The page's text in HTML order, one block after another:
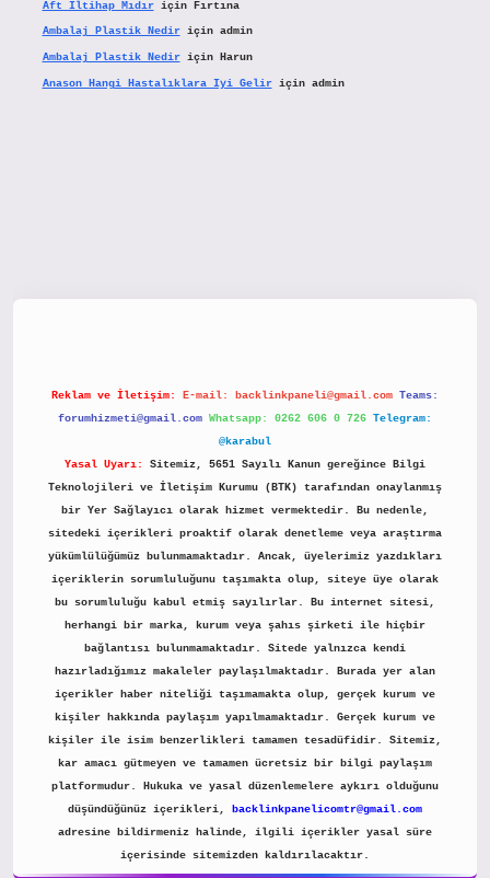
Aft Iltihap Mıdıriçin Fırtına
Ambalaj Plastik Nediriçin admin
Ambalaj Plastik Nediriçin Harun
Anason Hangi Hastalıklara Iyi Geliriçin admin
Reklam ve İletişim: E-mail: backlinkpaneli@gmail.com Teams:
forumhizmeti@gmail.com Whatsapp: 0262 606 0 726 Telegram:
@karabul
Yasal Uyarı:
Sitemiz, 5651 Sayılı Kanun gereğince Bilgi
Teknolojileri ve İletişim Kurumu (BTK) tarafından onaylanmış
bir Yer Sağlayıcı olarak hizmet vermektedir. Bu nedenle,
sitedeki içerikleri proaktif olarak denetleme veya araştırma
yükümlülüğümüz bulunmamaktadır. Ancak, üyelerimiz yazdıkları
içeriklerin sorumluluğunu taşımakta olup, siteye üye olarak
bu sorumluluğu kabul etmiş sayılırlar. Bu internet sitesi,
herhangi bir marka, kurum veya şahıs şirketi ile hiçbir
bağlantısı bulunmamaktadır. Sitede yalnızca kendi
hazırladığımız makaleler paylaşılmaktadır. Burada yer alan
içerikler haber niteliği taşımamakta olup, gerçek kurum ve
kişiler hakkında paylaşım yapılmamaktadır. Gerçek kurum ve
kişiler ile isim benzerlikleri tamamen tesadüfidir. Sitemiz,
kar amacı gütmeyen ve tamamen ücretsiz bir bilgi paylaşım
platformudur. Hukuka ve yasal düzenlemelere aykırı olduğunu
düşündüğünüz içerikleri,
backlinkpanelicomtr@gmail.com
adresine bildirmeniz halinde, ilgili içerikler yasal süre
içerisinde sitemizden kaldırılacaktır.